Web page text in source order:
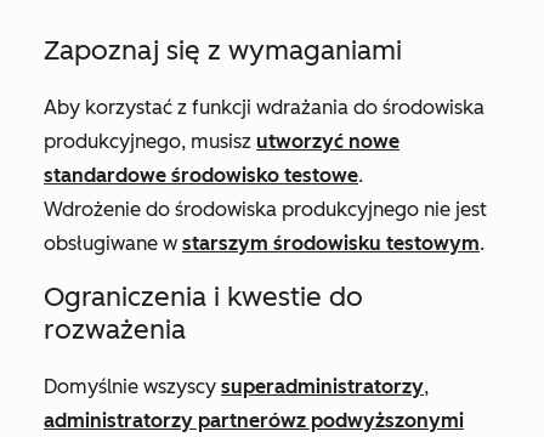
Zapoznaj się z wymaganiami
Aby korzystać z funkcji wdrażania do środowiska
produkcyjnego, musisz utworzyć nowe
standardowe środowisko testowe.
Wdrożenie do środowiska produkcyjnego nie jest
obsługiwane w starszym środowisku testowym.
Ograniczenia i kwestie do
rozważenia
Domyślnie wszyscy superadministratorzy,
administratorzy partnerówz podwyższonymi